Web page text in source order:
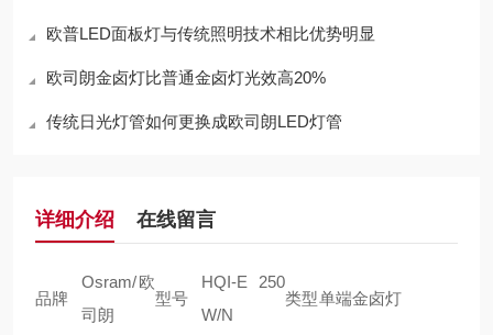
欧普LED面板灯与传统照明技术相比优势明显
欧司朗金卤灯比普通金卤灯光效高20%
传统日光灯管如何更换成欧司朗LED灯管
详细介绍 在线留言
品牌
Osram/欧
司朗
型号
HQI-E 250
W/N
类型单端金卤灯